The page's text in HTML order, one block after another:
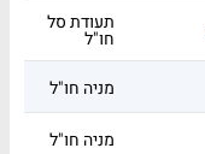
תעודת סל
חו"ל
מניה חו"ל
מניה חו"ל